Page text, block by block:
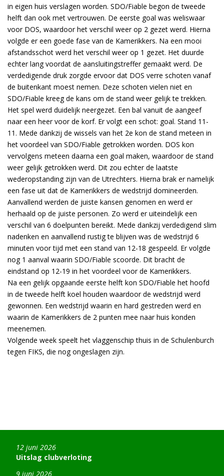
in eigen huis verslagen worden. SDO/Fiable begon de tweede
helft dan ook met vertrouwen. De eerste goal was weliswaar
voor DOS, waardoor het verschil weer op 2 gezet werd. Hierna
volgde er een goede fase van de Kamerikkers. Na een mooi
afstandsschot werd het verschil weer op 1 gezet. Het duurde
echter lang voordat de aansluitingstreffer gemaakt werd. De
verdedigende druk zorgde ervoor dat DOS verre schoten vanaf
de buitenkant moest nemen. Deze schoten vielen niet en
SDO/Fiable kreeg de kans om de stand weer gelijk te trekken.
Het spel werd duidelijk neergezet. Een bal vanuit de aangeef
naar een heer voor de korf. Er volgt een schot: goal. Stand 11-
11. Mede dankzij de wissels van het 2e kon de stand meteen in
het voordeel van SDO/Fiable getrokken worden. DOS kon
vervolgens meteen daarna een goal maken, waardoor de stand
weer gelijk getrokken werd. Dit zou echter de laatste
wederopstanding zijn van de Utrechters. Hierna brak er namelijk
een fase uit dat de Kamerikkers de wedstrijd domineerden.
Aanvallend werden de juiste kansen genomen en werd er
herhaald op de juiste personen. Zo werd er uiteindelijk een
verschil van 6 doelpunten bereikt. Mede dankzij verdedigend slim
nadenken en aanvallend rustig te blijven was de wedstrijd 6
minuten voor tijd met een stand van 12-18 gespeeld. Er volgde
nog 1 aanval waarin SDO/Fiable scoorde. Dit bracht de
eindstand op 12-19 in het voordeel voor de Kamerikkers.
Na een gelijk opgaande eerste helft kon SDO/Fiable het hoofd
in de tweede helft koel houden waardoor de wedstrijd werd
gewonnen. Een wedstrijd waarin en hard gestreden werd en
waarin de Kamerikkers de 2 punten mee naar huis konden
meenemen.
Volgende week speelt het vlaggenschip thuis in de Schulenburch
tegen FIKS, die nog ongeslagen zijn.
Uitslag clubverloting
12 juni 2026
9 juni 2026